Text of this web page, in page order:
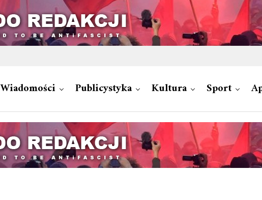
Wiadomości Publicystyka Kultura Sport